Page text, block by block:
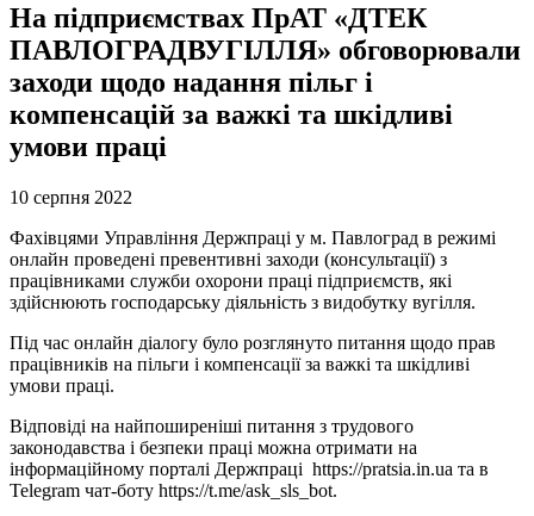
На підприємствах ПрАТ «ДТЕК
ПАВЛОГРАДВУГІЛЛЯ» обговорювали
заходи щодо надання пільг і
компенсацій за важкі та шкідливі
умови праці
10 серпня 2022
Фахівцями Управління Держпраці у м. Павлоград в режимі
онлайн проведені превентивні заходи (консультації) з
працівниками служби охорони праці підприємств, які
здійснюють господарську діяльність з видобутку вугілля.
Під час онлайн діалогу було розглянуто питання щодо прав
працівників на пільги і компенсації за важкі та шкідливі
умови праці.
Відповіді на найпоширеніші питання з трудового
законодавства і безпеки праці можна отримати на
інформаційному порталі Держпраці https://pratsia.in.ua та в
Telegram чат-боту https://t.me/ask_sls_bot.